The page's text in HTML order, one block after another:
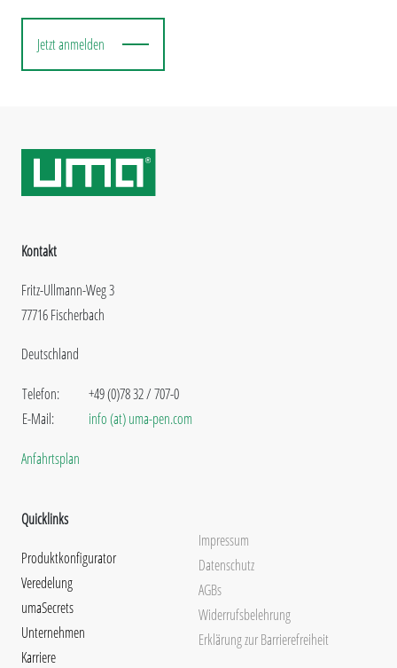
Jetzt anmelden
Kontakt
Fritz-Ullmann-Weg 3
77716 Fischerbach
Deutschland
Telefon:
E-Mail:
+49 (0)78 32 / 707-0
info (at) uma-pen.com
Anfahrtsplan
Quicklinks
Produktkonfigurator
Veredelung
umaSecrets
Unternehmen
Karriere
Impressum
Datenschutz
AGBs
Widerrufsbelehrung
Erklärung zur Barrierefreiheit